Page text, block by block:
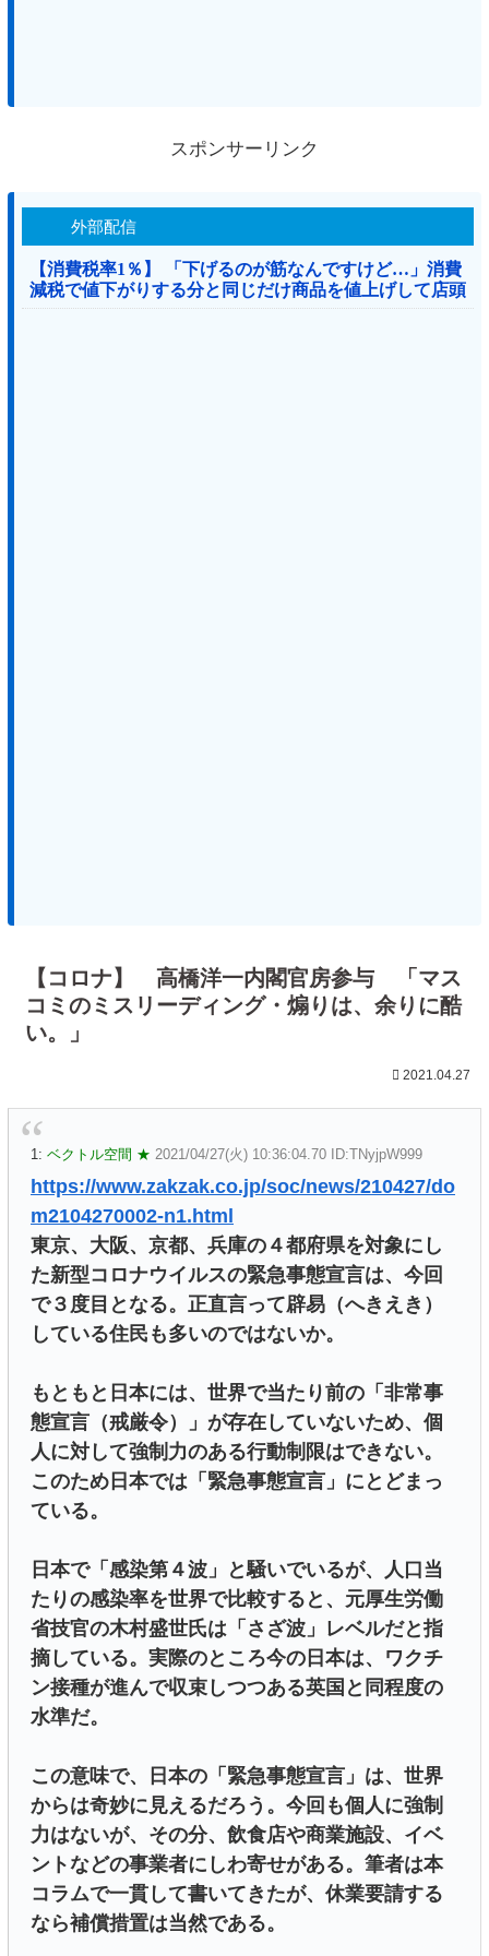
スポンサーリンク
外部配信
【消費税率1％】 「下げるのが筋なんですけど…」消費
減税で値下がりする分と同じだけ商品を値上げして店頭
価格を変えない店も
【コロナ】 高橋洋一内閣官房参与 「マス
コミのミスリーディング・煽りは、余りに酷
い。」
2021.04.27
1: ベクトル空間 ★ 2021/04/27(火) 10:36:04.70 ID:TNyjpW999
https://www.zakzak.co.jp/soc/news/210427/do
m2104270002-n1.html
東京、大阪、京都、兵庫の４都府県を対象にし
た新型コロナウイルスの緊急事態宣言は、今回
で３度目となる。正直言って辟易（へきえき）
している住民も多いのではないか。
もともと日本には、世界で当たり前の「非常事
態宣言（戒厳令）」が存在していないため、個
人に対して強制力のある行動制限はできない。
このため日本では「緊急事態宣言」にとどまっ
ている。
日本で「感染第４波」と騒いでいるが、人口当
たりの感染率を世界で比較すると、元厚生労働
省技官の木村盛世氏は「さざ波」レベルだと指
摘している。実際のところ今の日本は、ワクチ
ン接種が進んで収束しつつある英国と同程度の
水準だ。
この意味で、日本の「緊急事態宣言」は、世界
からは奇妙に見えるだろう。今回も個人に強制
力はないが、その分、飲食店や商業施設、イベ
ントなどの事業者にしわ寄せがある。筆者は本
コラムで一貫して書いてきたが、休業要請する
なら補償措置は当然である。